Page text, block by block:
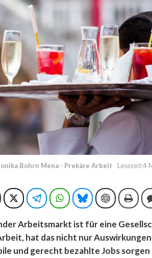
Bohrn Mena - Prekäre Arbeit Lesezeit:4
Messenger
E-Mail TwitterTelegramWhatsAppBlueskyChatGPT
Arbeitsmarkt ist für eine
hat das nicht nur
und gerecht bezahlte Jobs sorgen